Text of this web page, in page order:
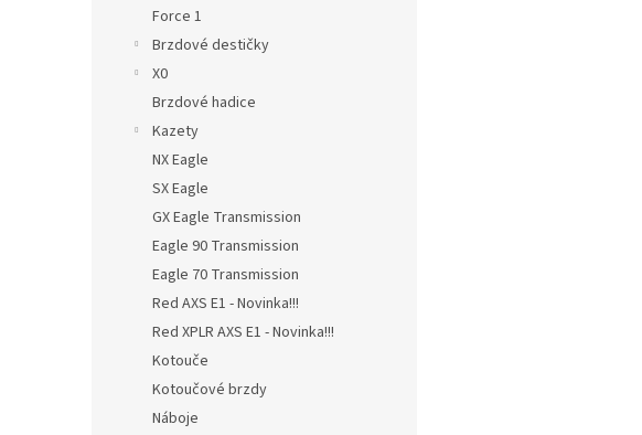
Force 1
Brzdové destičky
X0
Brzdové hadice
Kazety
NX Eagle
SX Eagle
GX Eagle Transmission
Eagle 90 Transmission
Eagle 70 Transmission
Red AXS E1 - Novinka!!!
Red XPLR AXS E1 - Novinka!!!
Kotouče
Kotoučové brzdy
Náboje